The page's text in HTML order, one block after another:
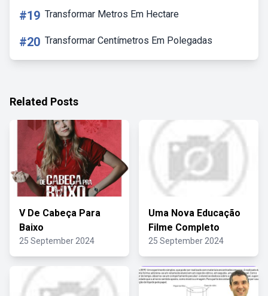
#19 Transformar Metros Em Hectare
#20 Transformar Centímetros Em Polegadas
Related Posts
V De Cabeça Para
Baixo
25 September 2024
Uma Nova Educação
Filme Completo
25 September 2024